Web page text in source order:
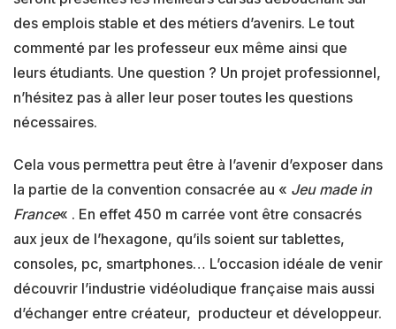
des emplois stable et des métiers d’avenirs. Le tout
commenté par les professeur eux même ainsi que
leurs étudiants. Une question ? Un projet professionnel,
n’hésitez pas à aller leur poser toutes les questions
nécessaires.
Cela vous permettra peut être à l’avenir d’exposer dans
la partie de la convention consacrée au « Jeu made in
France« . En effet 450 m carrée vont être consacrés
aux jeux de l’hexagone, qu’ils soient sur tablettes,
consoles, pc, smartphones… L’occasion idéale de venir
découvrir l’industrie vidéoludique française mais aussi
d’échanger entre créateur, producteur et développeur.